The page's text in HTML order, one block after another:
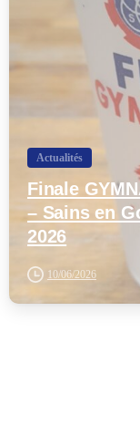
Actualités
Finale
– Sains en
2026
10/06/2026